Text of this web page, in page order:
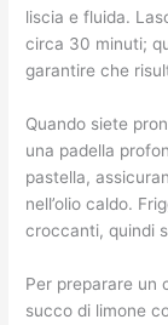
liscia e fluida.
circa 30 minuti;
garantire che
Quando siete
una padella
pastella,
nell’olio caldo.
croccanti, quindi
Per preparare un
succo di limone